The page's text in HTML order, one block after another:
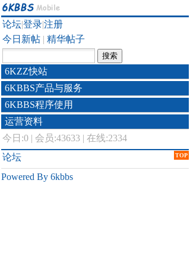
论坛|登录|注册
今日新帖 | 精华帖子
6KZZ快站
6KBBS产品与服务
6KBBS程序使用
运营资料
今日:0 | 会员:43633 | 在线:2334
TOP
论坛
Powered By 6kbbs